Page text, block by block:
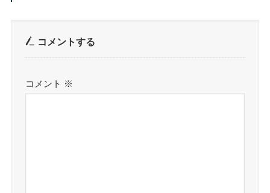
コメントする
コメント ※